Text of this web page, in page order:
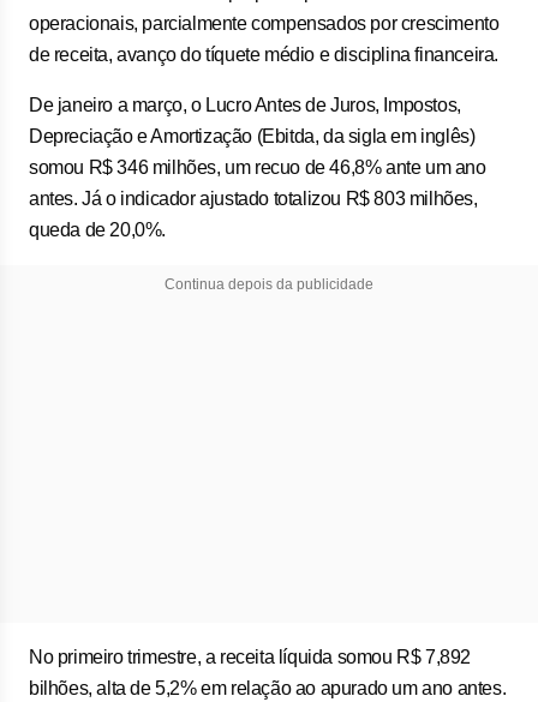
operacionais, parcialmente compensados por crescimento
de receita, avanço do tíquete médio e disciplina financeira.
De janeiro a março, o Lucro Antes de Juros, Impostos,
Depreciação e Amortização (Ebitda, da sigla em inglês)
somou R$ 346 milhões, um recuo de 46,8% ante um ano
antes. Já o indicador ajustado totalizou R$ 803 milhões,
queda de 20,0%.
Continua depois da publicidade
No primeiro trimestre, a receita líquida somou R$ 7,892
bilhões, alta de 5,2% em relação ao apurado um ano antes.